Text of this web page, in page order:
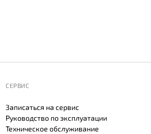
СЕРВИС
Записаться на сервис
Руководство по эксплуатации
Техническое обслуживание